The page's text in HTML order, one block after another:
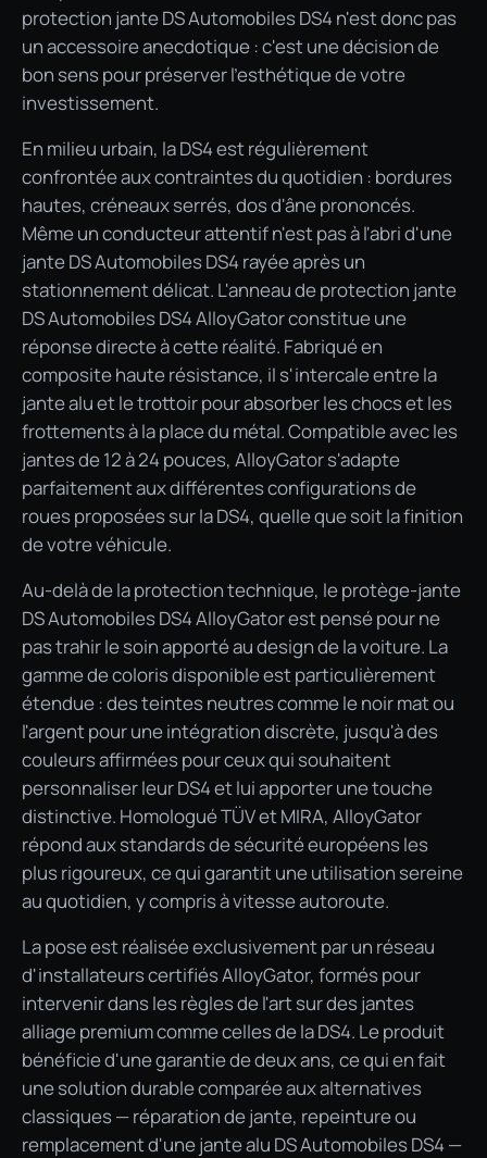
protection jante DS Automobiles DS4 n'est donc pas
un accessoire anecdotique : c'est une décision de
bon sens pour préserver l'esthétique de votre
investissement.
En milieu urbain, la DS4 est régulièrement
confrontée aux contraintes du quotidien : bordures
hautes, créneaux serrés, dos d'âne prononcés.
Même un conducteur attentif n'est pas à l'abri d'une
jante DS Automobiles DS4 rayée après un
stationnement délicat. L'anneau de protection jante
DS Automobiles DS4 AlloyGator constitue une
réponse directe à cette réalité. Fabriqué en
composite haute résistance, il s'intercale entre la
jante alu et le trottoir pour absorber les chocs et les
frottements à la place du métal. Compatible avec les
jantes de 12 à 24 pouces, AlloyGator s'adapte
parfaitement aux différentes configurations de
roues proposées sur la DS4, quelle que soit la finition
de votre véhicule.
Au-delà de la protection technique, le protège-jante
DS Automobiles DS4 AlloyGator est pensé pour ne
pas trahir le soin apporté au design de la voiture. La
gamme de coloris disponible est particulièrement
étendue : des teintes neutres comme le noir mat ou
l'argent pour une intégration discrète, jusqu'à des
couleurs affirmées pour ceux qui souhaitent
personnaliser leur DS4 et lui apporter une touche
distinctive. Homologué TÜV et MIRA, AlloyGator
répond aux standards de sécurité européens les
plus rigoureux, ce qui garantit une utilisation sereine
au quotidien, y compris à vitesse autoroute.
La pose est réalisée exclusivement par un réseau
d'installateurs certifiés AlloyGator, formés pour
intervenir dans les règles de l'art sur des jantes
alliage premium comme celles de la DS4. Le produit
bénéficie d'une garantie de deux ans, ce qui en fait
une solution durable comparée aux alternatives
classiques — réparation de jante, repeinture ou
remplacement d'une jante alu DS Automobiles DS4 —